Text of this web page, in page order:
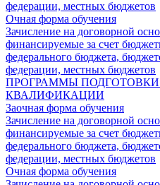
федерации, местных бюджетов
Очная форма обучения
Зачисление на договорной
финансируемые за счет
федерального бюджета,
федерации, местных бюджетов
ПРОГРАММЫ
КВАЛИФИКАЦИИ
Заочная форма обучения
Зачисление на договорной
финансируемые за счет
федерального бюджета,
федерации, местных бюджетов
Очная форма обучения